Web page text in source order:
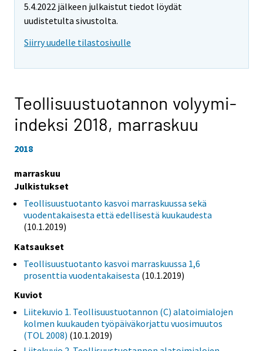
5.4.2022 jälkeen julkaistut tiedot löydät
uudistetulta sivustolta.
Siirry uudelle tilastosivulle
Teollisuustuotannon volyymi-
indeksi 2018, marraskuu
2018
marraskuu
Julkistukset
Teollisuustuotanto kasvoi marraskuussa sekä
vuodentakaisesta että edellisestä kuukaudesta
(10.1.2019)
Katsaukset
Teollisuustuotanto kasvoi marraskuussa 1,6
prosenttia vuodentakaisesta (10.1.2019)
Kuviot
Liitekuvio 1. Teollisuustuotannon (C) alatoimialojen
kolmen kuukauden työpäiväkorjattu vuosimuutos
(TOL 2008) (10.1.2019)